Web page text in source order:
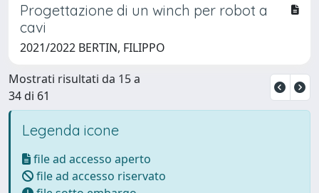
Progettazione di un winch per robot a
cavi
2021/2022 BERTIN, FILIPPO
Mostrati risultati da 15 a
34 di 61
Legenda icone
file ad accesso aperto
file ad accesso riservato